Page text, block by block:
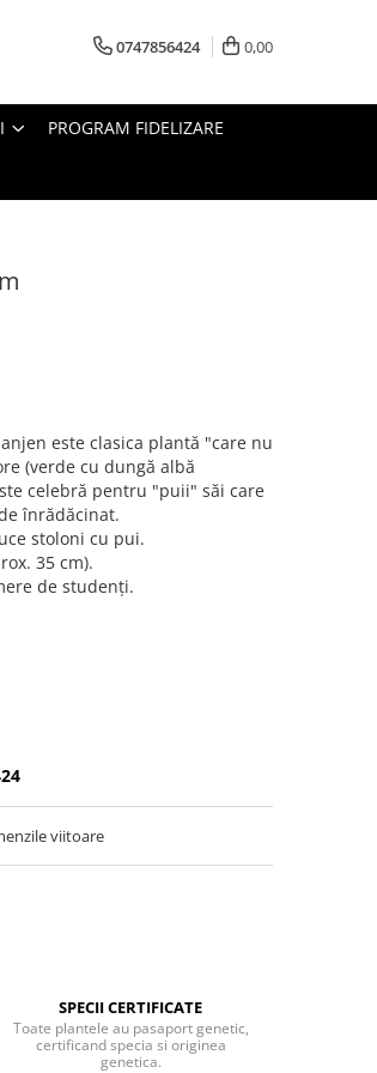
0747856424 0,00
PROGRAM FIDELIZARE
este clasica plantă "care nu
(verde cu dungă albă
celebră pentru "puii" săi care
înrădăcinat.
stoloni cu pui.
35 cm).
de studenți.
viitoare
SPECII CERTIFICATE
Toate plantele au pasaport genetic,
certificand specia si originea
genetica.